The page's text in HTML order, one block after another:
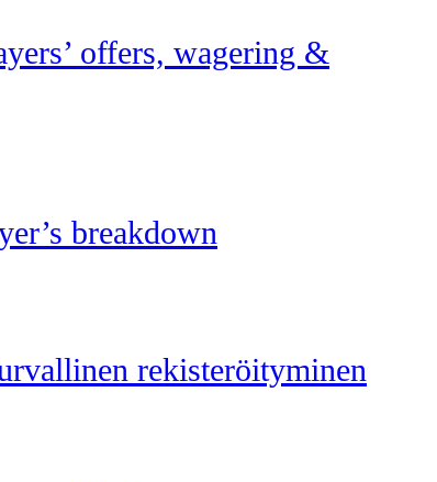
offers, wagering &
breakdown
rekisteröityminen